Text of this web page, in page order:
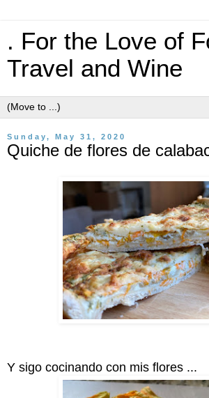
. For the Love of
Travel and Wine
Sunday, May 31, 2020
Quiche de flores de
Y sigo cocinando con mis flores ...